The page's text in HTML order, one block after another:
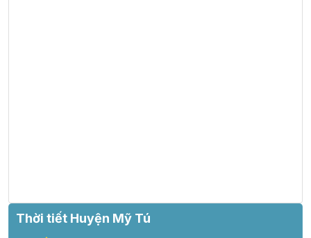
Thời tiết Huyện Mỹ Tú